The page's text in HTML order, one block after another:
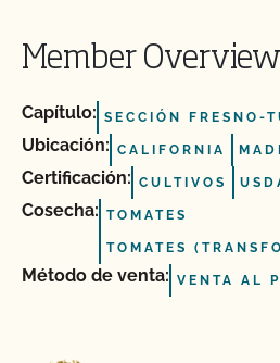
Member Overview
Capítulo: SECCIÓN FRESNO-
Ubicación: CALIFORNIA
Certificación: CULTIVOS
Cosecha: TOMATES
TOMATES
Método de venta: VENTA AL